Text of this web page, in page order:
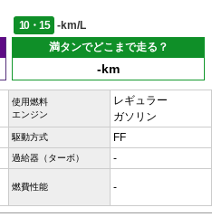
10・15
-km/L
満タンでどこまで走る？
-km
使用燃料
エンジン
レギュラー
ガソリン
駆動方式 FF
過給器（ターボ） -
燃費性能 -